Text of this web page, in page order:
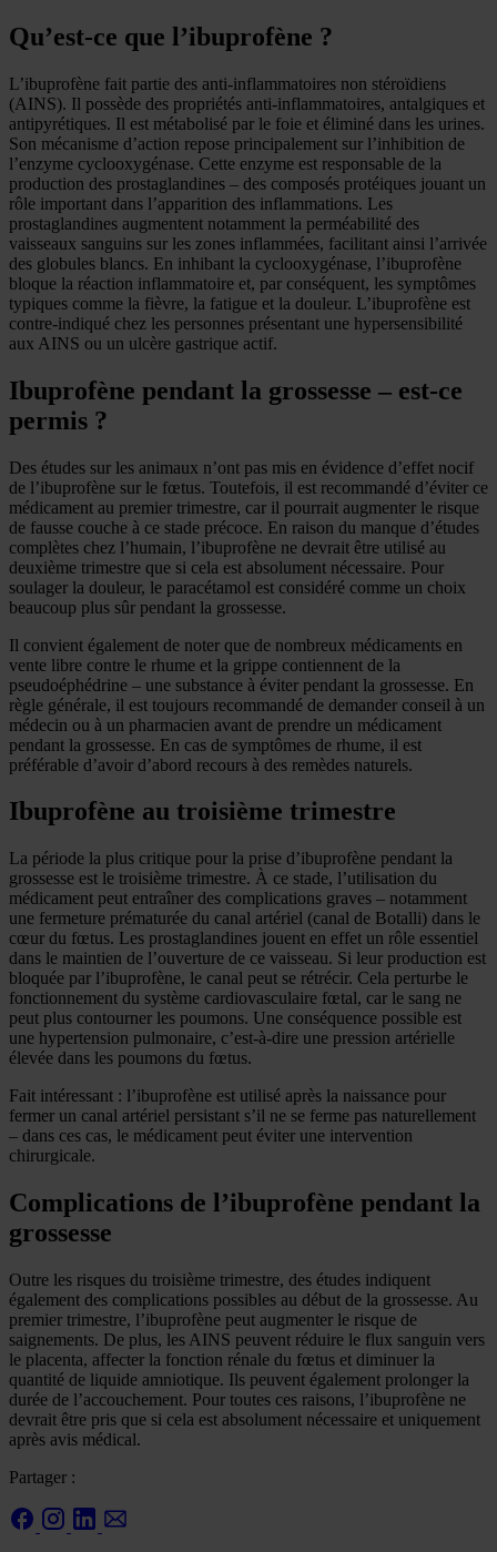
Qu’est-ce que l’ibuprofène ?
L’ibuprofène fait partie des anti-inflammatoires non stéroïdiens
(AINS). Il possède des propriétés anti-inflammatoires, antalgiques et
antipyrétiques. Il est métabolisé par le foie et éliminé dans les urines.
Son mécanisme d’action repose principalement sur l’inhibition de
l’enzyme cyclooxygénase. Cette enzyme est responsable de la
production des prostaglandines – des composés protéiques jouant un
rôle important dans l’apparition des inflammations. Les
prostaglandines augmentent notamment la perméabilité des
vaisseaux sanguins sur les zones inflammées, facilitant ainsi l’arrivée
des globules blancs. En inhibant la cyclooxygénase, l’ibuprofène
bloque la réaction inflammatoire et, par conséquent, les symptômes
typiques comme la fièvre, la fatigue et la douleur. L’ibuprofène est
contre-indiqué chez les personnes présentant une hypersensibilité
aux AINS ou un ulcère gastrique actif.
Ibuprofène pendant la grossesse – est-ce
permis ?
Des études sur les animaux n’ont pas mis en évidence d’effet nocif
de l’ibuprofène sur le fœtus. Toutefois, il est recommandé d’éviter ce
médicament au premier trimestre, car il pourrait augmenter le risque
de fausse couche à ce stade précoce. En raison du manque d’études
complètes chez l’humain, l’ibuprofène ne devrait être utilisé au
deuxième trimestre que si cela est absolument nécessaire. Pour
soulager la douleur, le paracétamol est considéré comme un choix
beaucoup plus sûr pendant la grossesse.
Il convient également de noter que de nombreux médicaments en
vente libre contre le rhume et la grippe contiennent de la
pseudoéphédrine – une substance à éviter pendant la grossesse. En
règle générale, il est toujours recommandé de demander conseil à un
médecin ou à un pharmacien avant de prendre un médicament
pendant la grossesse. En cas de symptômes de rhume, il est
préférable d’avoir d’abord recours à des remèdes naturels.
Ibuprofène au troisième trimestre
La période la plus critique pour la prise d’ibuprofène pendant la
grossesse est le troisième trimestre. À ce stade, l’utilisation du
médicament peut entraîner des complications graves – notamment
une fermeture prématurée du canal artériel (canal de Botalli) dans le
cœur du fœtus. Les prostaglandines jouent en effet un rôle essentiel
dans le maintien de l’ouverture de ce vaisseau. Si leur production est
bloquée par l’ibuprofène, le canal peut se rétrécir. Cela perturbe le
fonctionnement du système cardiovasculaire fœtal, car le sang ne
peut plus contourner les poumons. Une conséquence possible est
une hypertension pulmonaire, c’est-à-dire une pression artérielle
élevée dans les poumons du fœtus.
Fait intéressant : l’ibuprofène est utilisé après la naissance pour
fermer un canal artériel persistant s’il ne se ferme pas naturellement
– dans ces cas, le médicament peut éviter une intervention
chirurgicale.
Complications de l’ibuprofène pendant la
grossesse
Outre les risques du troisième trimestre, des études indiquent
également des complications possibles au début de la grossesse. Au
premier trimestre, l’ibuprofène peut augmenter le risque de
saignements. De plus, les AINS peuvent réduire le flux sanguin vers
le placenta, affecter la fonction rénale du fœtus et diminuer la
quantité de liquide amniotique. Ils peuvent également prolonger la
durée de l’accouchement. Pour toutes ces raisons, l’ibuprofène ne
devrait être pris que si cela est absolument nécessaire et uniquement
après avis médical.
Partager :